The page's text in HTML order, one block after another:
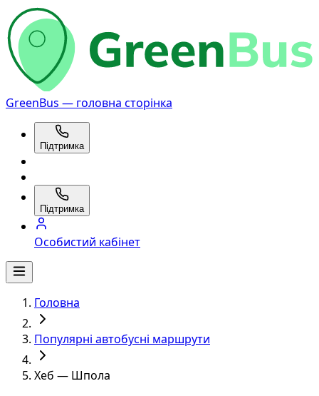
GreenBus — головна сторінка
Підтримка
Підтримка
Особистий кабінет
Головна
Популярні автобусні маршрути
Хеб — Шпола